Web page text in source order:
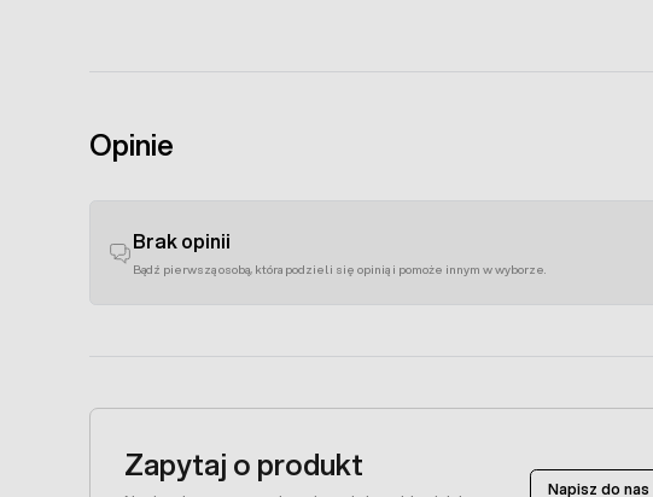
Opinie
Brak opinii
Bądź pierwszą osobą, która podzieli się opinią i pomoże innym w wyborze.
Zapytaj o produkt
Napisz do nas